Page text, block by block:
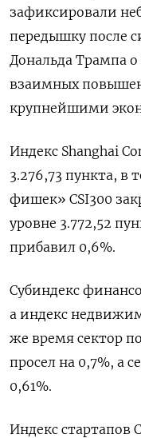
зафиксировали
передышку после
Дональда Трампа
взаимных
крупнейшими
Индекс Shanghai
3.276,73 пункта, в
фишек» CSI300
уровне 3.772,52
прибавил 0,6%.
Субиндекс
а индекс
же время сектор
просел на 0,7%, а
0,61%.
Индекс стартапов